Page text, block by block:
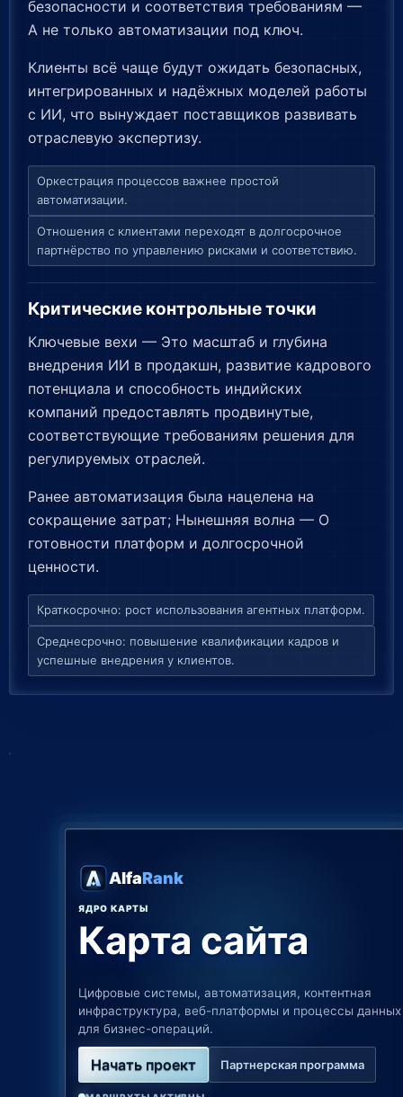
безопасности и соответствия требованиям —
А не только автоматизации под ключ.
Клиенты всё чаще будут ожидать безопасных,
интегрированных и надёжных моделей работы
с ИИ, что вынуждает поставщиков развивать
отраслевую экспертизу.
Оркестрация процессов важнее простой
автоматизации.
Отношения с клиентами переходят в долгосрочное
партнёрство по управлению рисками и соответствию.
Критические контрольные точки
Ключевые вехи — Это масштаб и глубина
внедрения ИИ в продакшн, развитие кадрового
потенциала и способность индийских
компаний предоставлять продвинутые,
соответствующие требованиям решения для
регулируемых отраслей.
Ранее автоматизация была нацелена на
сокращение затрат; Нынешняя волна — О
готовности платформ и долгосрочной
ценности.
Краткосрочно: рост использования агентных платформ.
Среднесрочно: повышение квалификации кадров и
успешные внедрения у клиентов.
AlfaRank
ЯДРО КАРТЫ
Карта сайта
Цифровые системы, автоматизация, контентная
инфраструктура, веб-платформы и процессы данных
для бизнес-операций.
Начать проект Партнерская программа